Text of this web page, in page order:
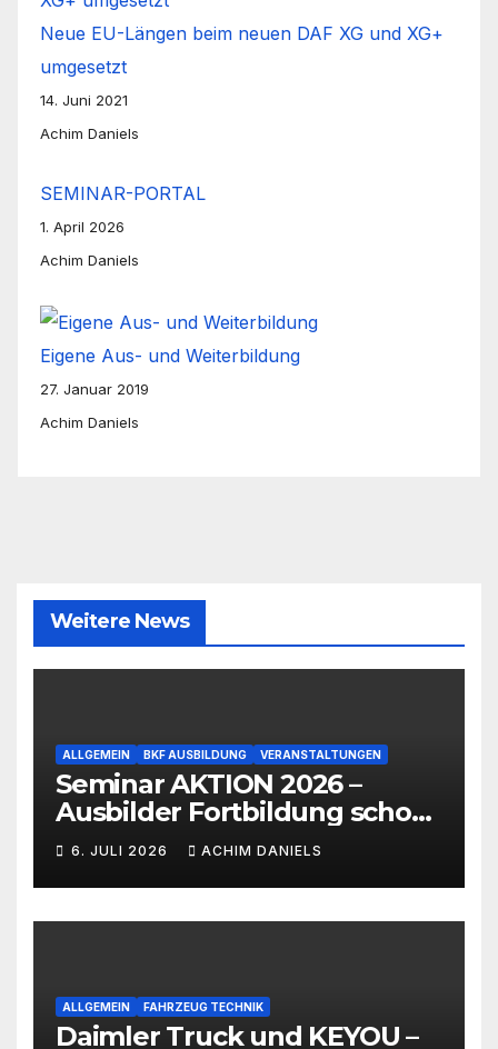
Neue EU-Längen beim neuen DAF XG und XG+
umgesetzt
14. Juni 2021
Achim Daniels
SEMINAR-PORTAL
1. April 2026
Achim Daniels
Eigene Aus- und Weiterbildung
27. Januar 2019
Achim Daniels
Weitere News
ALLGEMEIN BKF AUSBILDUNG VERANSTALTUNGEN
Seminar AKTION 2026 –
Ausbilder Fortbildung schon
ab 399€!!!
6. JULI 2026 ACHIM DANIELS
ALLGEMEIN FAHRZEUG TECHNIK
Daimler Truck und KEYOU –